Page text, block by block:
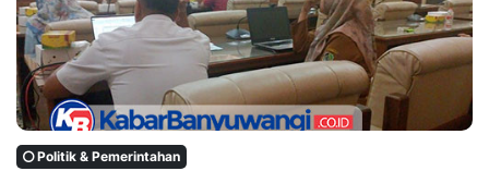
Politik & Pemerintahan